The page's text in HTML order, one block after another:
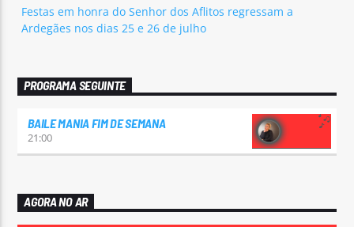
Festas em honra do Senhor dos Aflitos regressam a
Ardegães nos dias 25 e 26 de julho
PROGRAMA SEGUINTE
BAILE MANIA FIM DE SEMANA
21:00
AGORA NO AR